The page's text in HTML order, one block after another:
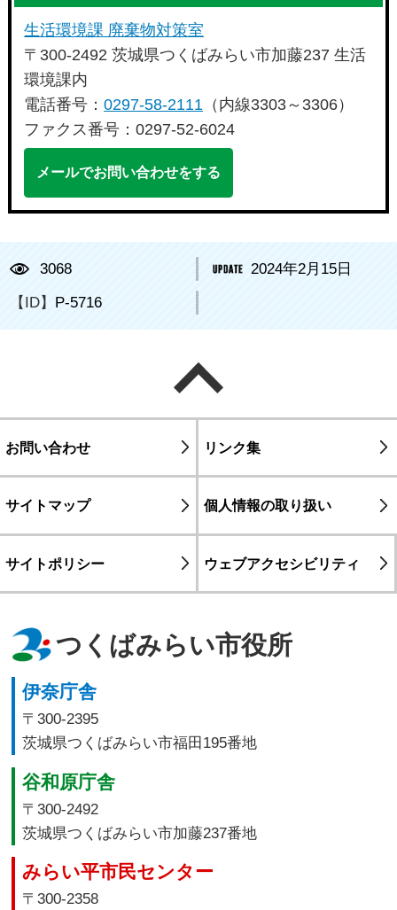
生活環境課 廃棄物対策室
〒300-2492 茨城県つくばみらい市加藤237 生活
環境課内
電話番号：0297-58-2111 （内線3303～3306）
ファクス番号：0297-52-6024
メールでお問い合わせをする
3068 2024年2月15日
【ID】 P-5716
お問い合わせ リンク集
サイトマップ 個人情報の取り扱い
サイトポリシー ウェブアクセシビリティ
つくばみらい市役所
伊奈庁舎
〒300-2395
茨城県つくばみらい市福田195番地
谷和原庁舎
〒300-2492
茨城県つくばみらい市加藤237番地
みらい平市民センター
〒300-2358